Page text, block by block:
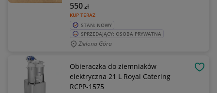
KUP TERAZ
550zł
STAN: NOWY
SPRZEDAJĄCY: OSOBA PRYWATNA
Zielona Góra
Obieraczka do ziemniaków
elektryczna 21 L Royal Catering
RCPP-1575